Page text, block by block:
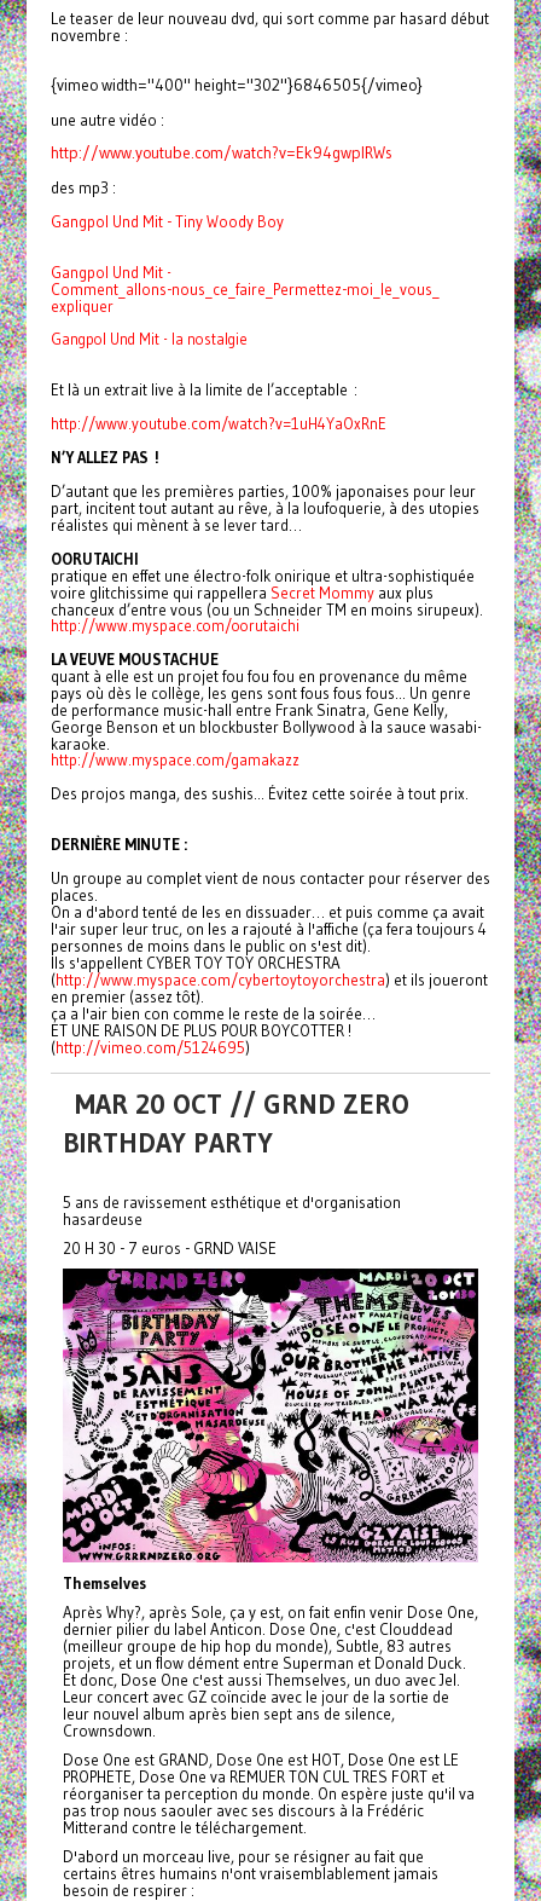
Le teaser de leur nouveau dvd, qui sort comme par hasard début
novembre :
{vimeo width="400" height="302"}6846505{/vimeo}
une autre vidéo :
http://www.youtube.com/watch?v=Ek94gwpIRWs
des mp3 :
Gangpol Und Mit - Tiny Woody Boy
Gangpol Und Mit -
Comment_allons-nous_ce_faire_ Permettez-moi_le_vous_
expliquer
Gangpol Und Mit - la nostalgie
Et là un extrait live à la limite de l’acceptable :
http://www.youtube.com/watch?v=1uH4YaOxRnE
N’Y ALLEZ PAS !
D’autant que les premières parties, 100% japonaises pour leur
part, incitent tout autant au rêve, à la loufoquerie, à des utopies
réalistes qui mènent à se lever tard…
OORUTAICHI
pratique en effet une électro-folk onirique et ultra-sophistiquée
voire glitchissime qui rappellera Secret Mommyaux plus
chanceux d’entre vous (ou un Schneider TM en moins sirupeux).
http://www.myspace.com/oorutaichi
LA VEUVE MOUSTACHUE
quant à elle est un projet fou fou fou en provenance du même
pays où dès le collège, les gens sont fous fous fous... Un genre
de performance music-hall entre Frank Sinatra, Gene Kelly,
George Benson et un blockbuster Bollywood à la sauce wasabi-
karaoke.
http://www.myspace.com/gamakazz
Des projos manga, des sushis... Évitez cette soirée à tout prix.
DERNIÈRE MINUTE :
Un groupe au complet vient de nous contacter pour réserver des
places.
On a d'abord tenté de les en dissuader… et puis comme ça avait
l'air super leur truc, on les a rajouté à l'affiche (ça fera toujours 4
personnes de moins dans le public on s'est dit).
Ils s'appellent CYBER TOY TOY ORCHESTRA
(http://www.myspace.com/cybertoytoyorchestra) et ils joueront
en premier (assez tôt).
ça a l'air bien con comme le reste de la soirée…
ET UNE RAISON DE PLUS POUR BOYCOTTER !
(http://vimeo.com/5124695)
MAR 20 OCT // GRND ZERO
BIRTHDAY PARTY
5 ans de ravissement esthétique et d'organisation
hasardeuse
20 H 30 - 7 euros - GRND VAISE
Themselves
Après Why?, après Sole, ça y est, on fait enfin venir Dose One,
dernier pilier du label Anticon. Dose One, c'est Clouddead
(meilleur groupe de hip hop du monde), Subtle, 83 autres
projets, et un flow dément entre Superman et Donald Duck.
Et donc, Dose One c'est aussi Themselves, un duo avec Jel.
Leur concert avec GZ coïncide avec le jour de la sortie de
leur nouvel album après bien sept ans de silence,
Crownsdown.
Dose One est GRAND, Dose One est HOT, Dose One est LE
PROPHETE, Dose One va REMUER TON CUL TRES FORT et
réorganiser ta perception du monde. On espère juste qu'il va
pas trop nous saouler avec ses discours à la Frédéric
Mitterand contre le téléchargement.
D'abord un morceau live, pour se résigner au fait que
certains êtres humains n'ont vraisemblablement jamais
besoin de respirer :